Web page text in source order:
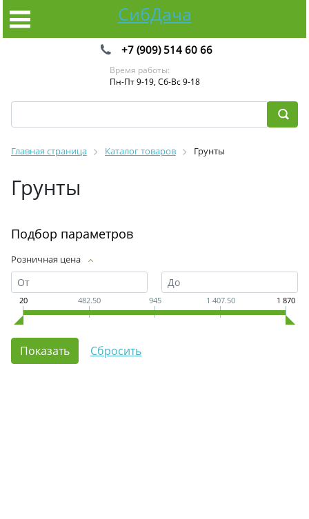
СибДача
+7 (909) 514 60 66
Время работы:
Пн-Пт 9-19, Сб-Вс 9-18
Главная страница Каталог товаров Грунты
Грунты
Подбор параметров
Розничная цена
20 482.50 945 1 407.50 1 870